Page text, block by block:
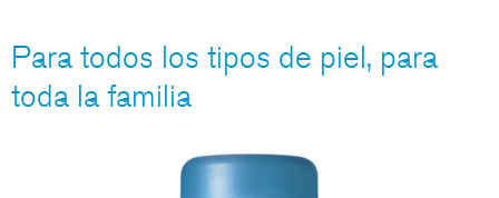
Para todos los tipos de piel, para
toda la familia